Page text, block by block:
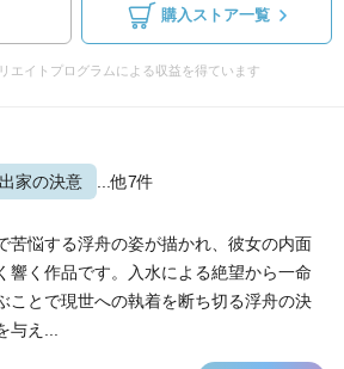
購入ストア一覧
エイトプログラムによる収益を得ています
出家の決意 ...他7件
苦悩する浮舟の姿が描かれ、彼女の内面
響く作品です。入水による絶望から一命
ことで現世への執着を断ち切る浮舟の決
え...